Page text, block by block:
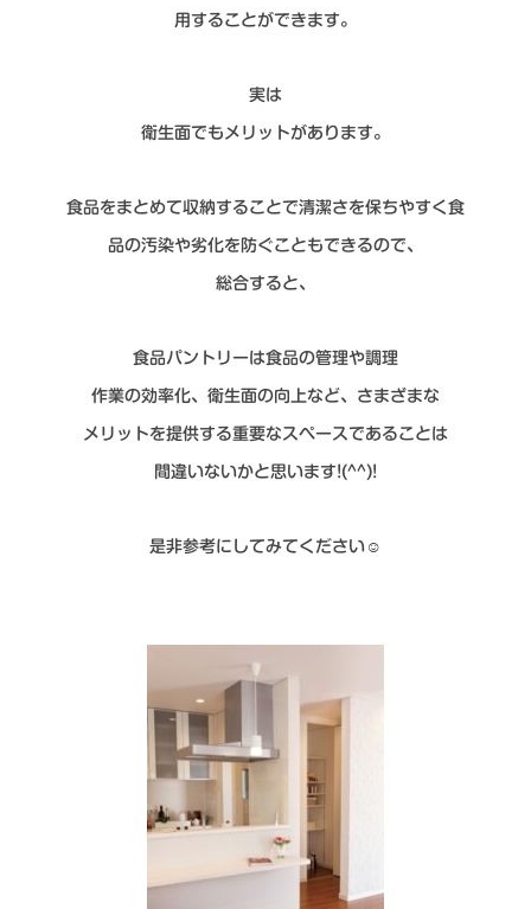
用することができます。
実は
衛生面でもメリットがあります。
食品をまとめて収納することで清潔さを保ちやすく食
品の汚染や劣化を防ぐこともできるので、
総合すると、
食品パントリーは食品の管理や調理
作業の効率化、衛生面の向上など、さまざまな
メリットを提供する重要なスペースであることは
間違いないかと思います!(^^)!
是非参考にしてみてください☺